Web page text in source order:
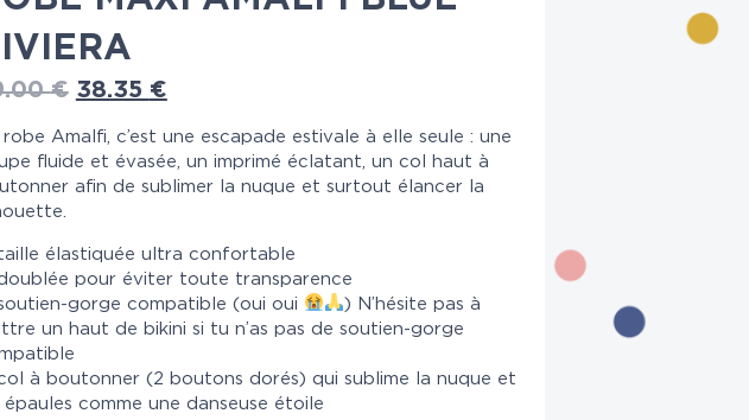
€ 38.35 €
robe Amalfi, c’est une escapade estivale à elle seule : une
fluide et évasée, un imprimé éclatant, un col haut à
afin de sublimer la nuque et surtout élancer la
élastiquée ultra confortable
pour éviter toute transparence
gorge compatible (oui oui
) N’hésite pas à
un haut de bikini si tu n’as pas de soutien-gorge
à boutonner (2 boutons dorés) qui sublime la nuque et
épaules comme une danseuse étoile